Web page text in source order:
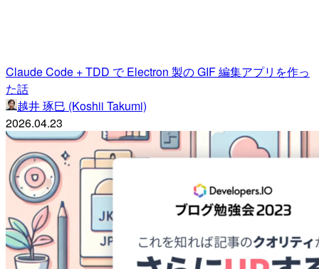
Claude Code + TDD で Electron 製の GIF 編集アプリを作っ
た話
越井 琢巳 (Koshii Takumi)
2026.04.23